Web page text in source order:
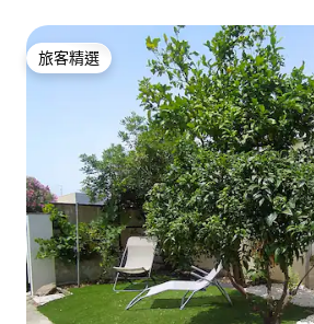
旅客精選
旅客精選